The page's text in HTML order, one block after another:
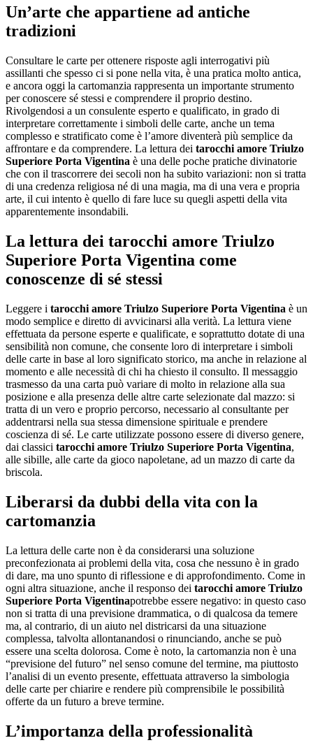
Un’arte che appartiene ad antiche
tradizioni
Consultare le carte per ottenere risposte agli interrogativi più
assillanti che spesso ci si pone nella vita, è una pratica molto antica,
e ancora oggi la cartomanzia rappresenta un importante strumento
per conoscere sé stessi e comprendere il proprio destino.
Rivolgendosi a un consulente esperto e qualificato, in grado di
interpretare correttamente i simboli delle carte, anche un tema
complesso e stratificato come è l’amore diventerà più semplice da
affrontare e da comprendere. La lettura dei tarocchi amore Triulzo
Superiore Porta Vigentina è una delle poche pratiche divinatorie
che con il trascorrere dei secoli non ha subito variazioni: non si tratta
di una credenza religiosa né di una magia, ma di una vera e propria
arte, il cui intento è quello di fare luce su quegli aspetti della vita
apparentemente insondabili.
La lettura dei tarocchi amore Triulzo
Superiore Porta Vigentina come
conoscenze di sé stessi
Leggere i tarocchi amore Triulzo Superiore Porta Vigentina è un
modo semplice e diretto di avvicinarsi alla verità. La lettura viene
effettuata da persone esperte e qualificate, e soprattutto dotate di una
sensibilità non comune, che consente loro di interpretare i simboli
delle carte in base al loro significato storico, ma anche in relazione al
momento e alle necessità di chi ha chiesto il consulto. Il messaggio
trasmesso da una carta può variare di molto in relazione alla sua
posizione e alla presenza delle altre carte selezionate dal mazzo: si
tratta di un vero e proprio percorso, necessario al consultante per
addentrarsi nella sua stessa dimensione spirituale e prendere
coscienza di sé. Le carte utilizzate possono essere di diverso genere,
dai classici tarocchi amore Triulzo Superiore Porta Vigentina,
alle sibille, alle carte da gioco napoletane, ad un mazzo di carte da
briscola.
Liberarsi da dubbi della vita con la
cartomanzia
La lettura delle carte non è da considerarsi una soluzione
preconfezionata ai problemi della vita, cosa che nessuno è in grado
di dare, ma uno spunto di riflessione e di approfondimento. Come in
ogni altra situazione, anche il responso dei tarocchi amore Triulzo
Superiore Porta Vigentinapotrebbe essere negativo: in questo caso
non si tratta di una previsione drammatica, o di qualcosa da temere
ma, al contrario, di un aiuto nel districarsi da una situazione
complessa, talvolta allontanandosi o rinunciando, anche se può
essere una scelta dolorosa. Come è noto, la cartomanzia non è una
“previsione del futuro” nel senso comune del termine, ma piuttosto
l’analisi di un evento presente, effettuata attraverso la simbologia
delle carte per chiarire e rendere più comprensibile le possibilità
offerte da un futuro a breve termine.
L’importanza della professionalità